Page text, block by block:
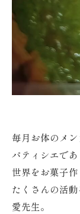
毎月お体のメ
パティシエであ
世界をお菓子
たくさんの活
愛先生。